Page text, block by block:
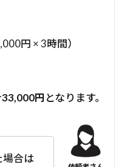
円 × 3時間）
円 となります。
場合は